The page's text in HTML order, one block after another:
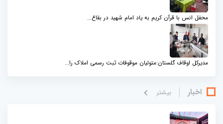
محفل انس با قرآن کریم به یاد امام شهید در بقاع...
مدیرکل اوقاف گلستان:متولیان موقوفات ثبت رسمی املاک را...
اخبار بيشتر